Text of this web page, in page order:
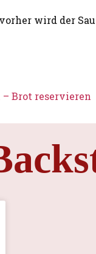
wird der
Brot reservieren